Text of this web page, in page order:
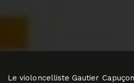
Le violoncelliste Gautier